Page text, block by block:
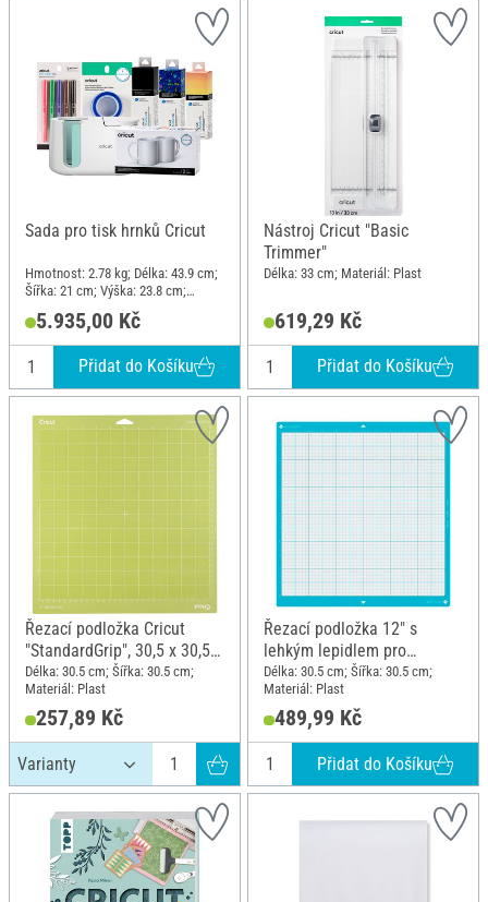
Sada pro tisk hrnků Cricut
Hmotnost: 2.78 kg; Délka: 43.9 cm;
Šířka: 21 cm; Výška: 23.8 cm;
5.935,00 Kč
Přidat do Košíku
Nástroj Cricut "Basic
Trimmer"
Délka: 33 cm; Materiál: Plast
619,29 Kč
Přidat do Košíku
Řezací podložka Cricut
"StandardGrip", 30,5 x 30,5
cm
Délka: 30.5 cm; Šířka: 30.5 cm;
Materiál: Plast
257,89 Kč
Řezací podložka 12" s
lehkým lepidlem pro
Silhouette Cameo
Délka: 30.5 cm; Šířka: 30.5 cm;
Materiál: Plast
489,99 Kč
Přidat do Košíku